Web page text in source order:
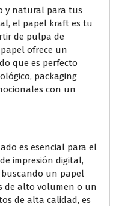
y natural para tus
el papel kraft es tu
de pulpa de
ofrece un
que es perfecto
packaging
con un
es esencial para el
impresión digital,
buscando un papel
de alto volumen o un
de alta calidad, es